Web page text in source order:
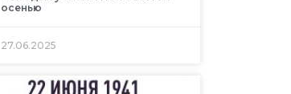
осенью
27.06.2025